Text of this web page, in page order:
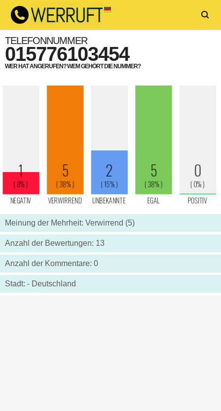
TELEFONNUMMER
015776103454
WER HAT ANGERUFEN? WEM GEHÖRT DIE NUMMER?
Meinung der Mehrheit: Verwirrend (5)
Anzahl der Bewertungen: 13
Anzahl der Kommentare: 0
Stadt: - Deutschland